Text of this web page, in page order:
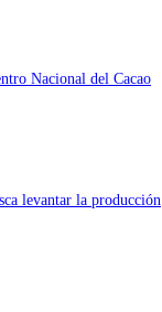
Nacional del Cacao
levantar la producción